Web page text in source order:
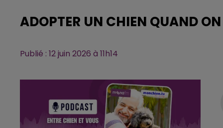
ADOPTER UN CHIEN QUAND ON
Publié : 12 juin 2026 à 11h14